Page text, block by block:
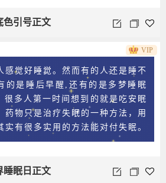
色引号正文
感觉好睡觉。然而有的人还是睡不
的是睡后早醒,还有的是多梦睡眠
多人第一时间想到的就是吃安眠
药物只是治疗失眠的一种方法，用
实有很多实用的方法能对付失眠。
睡眠日正文
VIP